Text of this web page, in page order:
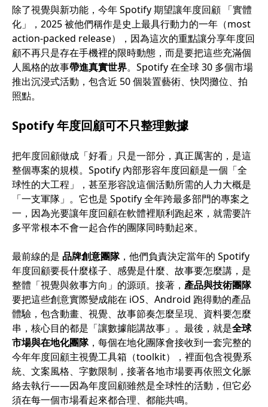
除了視覺與新功能，今年 Spotify 期望讓年度回顧 「實體
化」，2025 被他們稱作是史上最具行動力的一年（most
action-packed release），因為這次的重點讓分享年度回
顧不再只是存在手機裡的限時動態，而是要把這些充滿個
人風格的故事帶進真實世界。Spotify 在全球 30 多個市場
推出沉浸式活動，包含近 50 個裝置藝術、快閃攤位、拍
照點。
Spotify 年度回顧可不只整理數據
把年度回顧做成「好看」只是一部分，真正厲害的，是這
整個專案的規模。Spotify 內部形容年度回顧是一個「全
球性的大工程」，甚至形容說這個活動所需的人力大概是
「一支軍隊」。它也是 Spotify 全年跨最多部門的專案之
一，因為光要讓年度回顧在軟體裡順利跑起來，就需要許
多平常根本不會一起合作的團隊同時動起來。
最前線的是 品牌創意團隊，他們負責決定當年的 Spotify
年度回顧要長什麼樣子、感覺是什麼、故事要怎麼講，是
整體「視覺與敘事方向」的源頭。接著， 產品與技術團隊
要把這些創意實際變成能在 iOS、Android 跑得動的產品
體驗，包含動畫、視覺、故事節奏怎麼呈現、資料要怎麼
串，核心目的都是「讓數據能講故事」。最後，就是全球
市場與在地化團隊，每個在地化團隊會接收到一套完整的
今年年度回顧主視覺工具箱（toolkit），裡面包含視覺系
統、文案風格、字數限制，接著各地市場要再依照文化脈
絡去執行——因為年度回顧雖然是全球性的活動，但它必
須在每一個市場看起來都合理、都能共鳴。